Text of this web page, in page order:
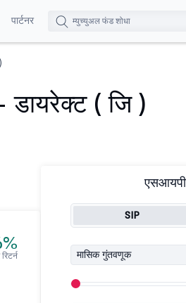
पार्टनर
( जि )
SIP
मासिक गुंतवणूक